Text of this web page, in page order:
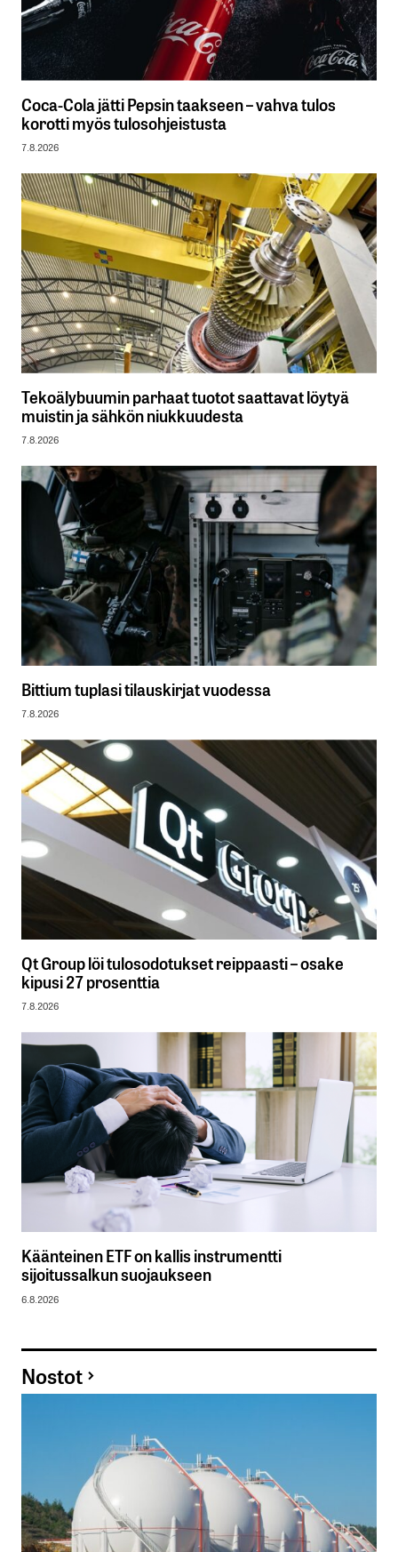
Coca-Cola jätti Pepsin taakseen – vahva tulos
korotti myös tulosohjeistusta
7.8.2026
Tekoälybuumin parhaat tuotot saattavat löytyä
muistin ja sähkön niukkuudesta
7.8.2026
Bittium tuplasi tilauskirjat vuodessa
7.8.2026
Qt Group löi tulosodotukset reippaasti – osake
kipusi 27 prosenttia
7.8.2026
Käänteinen ETF on kallis instrumentti
sijoitussalkun suojaukseen
6.8.2026
Nostot